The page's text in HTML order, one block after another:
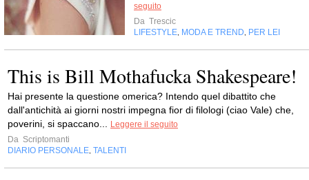
seguito
Da Trescic
LIFESTYLE MODA E TREND PER LEI
This is Bill Mothafucka Shakespeare!
Hai presente la questione omerica? Intendo quel dibattito che
dall'antichità ai giorni nostri impegna fior di filologi (ciao Vale) che,
poverini, si spaccano...
Leggere il seguito
Da Scriptomanti
DIARIO PERSONALE TALENTI